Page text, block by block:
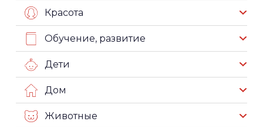
Красота
Обучение, развитие
Дети
Дом
Животные